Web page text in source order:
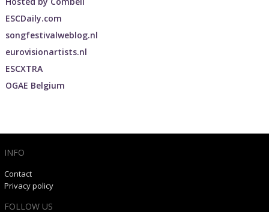
ESCDaily.com
songfestivalweblog.nl
eurovisionartists.nl
ESCXTRA
OGAE Belgium
INFO
Contact
Privacy policy
FOLLOW US